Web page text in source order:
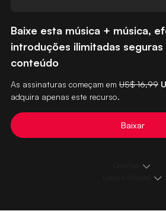
Baixe esta música + música,
introduções ilimitadas seguras
conteúdo
As assinaturas começam em US$ 16,99
adquira apenas este recurso.
Baixar